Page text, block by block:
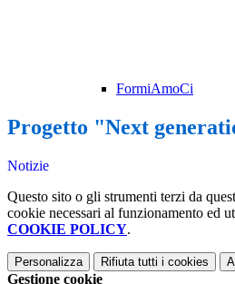
FormiAmoCi
Progetto "Next
Notizie
Questo sito o gli strumenti terzi da
cookie necessari al funzionamento ed
COOKIE POLICY.
Personalizza Rifiuta tutti i cookies
Gestione cookie